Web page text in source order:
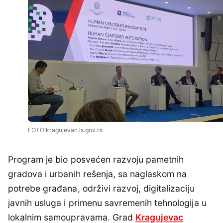
FOTO:kragujevac.ls.gov.rs
Program je bio posvećen razvoju pametnih
gradova i urbanih rešenja, sa naglaskom na
potrebe građana, održivi razvoj, digitalizaciju
javnih usluga i primenu savremenih tehnologija u
lokalnim samoupravama. Grad Kragujevac